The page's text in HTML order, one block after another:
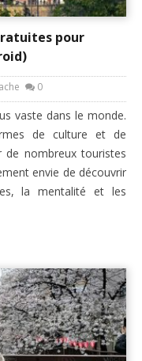
pour
0
vaste dans le monde.
de culture et de
de nombreux touristes
envie de découvrir
la mentalité et les